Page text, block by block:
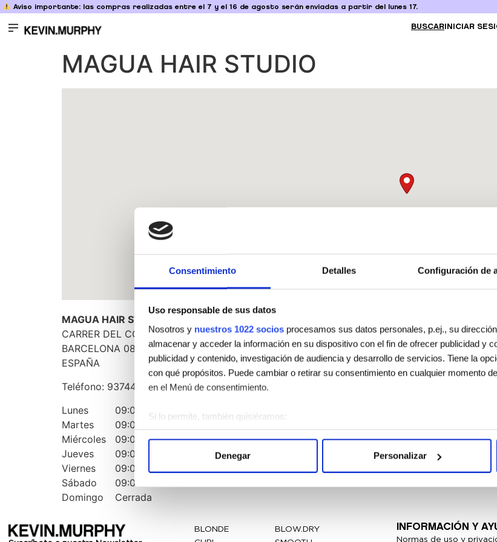
Consentimiento Detalles Configuración de
Uso responsable de sus datos
Nosotros y nuestros 1022 sociosprocesamos sus datos personales, p.ej., su
almacenar y acceder la información en su dispositivo con el fin de ofrecer publicidad y
publicidad y contenido, investigación de audiencia y desarrollo de servicios. Tiene la
con qué propósitos. Puede cambiar o retirar su consentimiento en cualquier momento
en el Menú de consentimiento.
Si lo permite, también quisiéramos:
Recopilar información sobre su ubicación geográfica que puede tener una
Obtenga más información sobre cómo se procesan sus datos personales y establezca
el tráfico. Además, compartimos información sobre el uso que haga del sitio web con
publicidad y análisis web, quienes pueden combinarla con otra información que les
Denegar Personalizar
Aviso importante: las compras realizadas entre el 7 y el 16 de agosto serán enviadas a partir del lunes 17.
BUSCAR INICIAR
MAGUA HAIR STUDIO
MAGUA HAIR STUDIO
CARRER DEL COMPTE BORRELL, 167, L2
BARCELONA 08015
ESPAÑA
Teléfono: 937445593
Lunes
09:00 - 21:00
Martes
09:00 - 21:00
Miércoles
09:00 - 21:00
Jueves
09:00 - 21:00
Viernes
09:00 - 21:00
Sábado
09:00 - 17:00
Domingo
Cerrada
BLONDE
BLOW.DRY
INFORMACIÓN Y
Normas de uso y